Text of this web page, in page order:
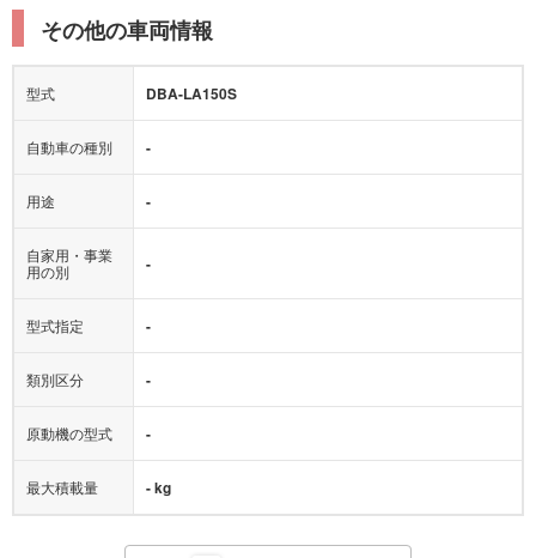
その他の車両情報
型式 DBA-LA150S
自動車の種別 -
用途 -
自家用・事業
用の別
-
型式指定 -
類別区分 -
原動機の型式 -
最大積載量 - kg